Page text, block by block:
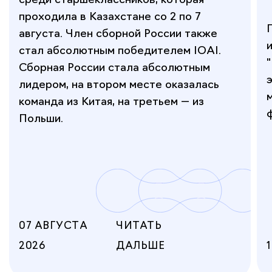
проходила в Казахстане со 2 по 7
августа. Член сборной России также
стал абсолютным победителем IOAI.
Сборная России стала абсолютным
лидером, на втором месте оказалась
команда из Китая, на третьем — из
Польши.
07 АВГУСТА
2026
ЧИТАТЬ
ДАЛЬШЕ